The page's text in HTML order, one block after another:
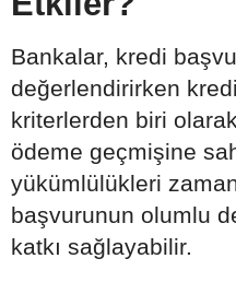
Bankalar, kredi
değerlendirirken
kriterlerden biri
ödeme geçmişine
yükümlülükleri
başvurunun olumlu
katkı sağlayabilir.